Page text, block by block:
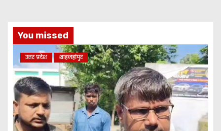
You missed
उत्तर प्रदेश शाहजहांपुर